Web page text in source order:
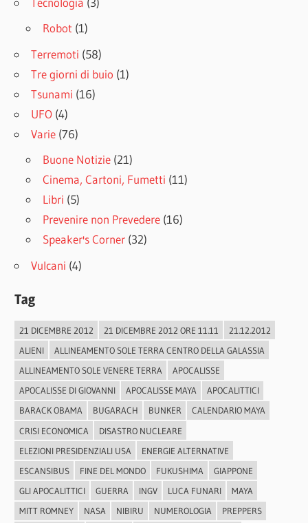
Robot (1)
Terremoti (58)
Tre giorni di buio (1)
Tsunami (16)
UFO (4)
Varie (76)
Buone Notizie (21)
Cinema, Cartoni, Fumetti (11)
Libri (5)
Prevenire non Prevedere (16)
Speaker's Corner (32)
Vulcani (4)
Tag
21 DICEMBRE 2012 21 DICEMBRE 2012 ORE 11.11
21.12.2012
ALIENI
ALLINEAMENTO SOLE TERRA CENTRO DELLA GALASSIA
ALLINEAMENTO SOLE VENERE TERRA
APOCALISSE
APOCALISSE DI GIOVANNI
APOCALISSE MAYA
APOCALITTICI
BARACK OBAMA
BUGARACH BUNKER
CALENDARIO MAYA
CRISI ECONOMICA
DISASTRO NUCLEARE
ELEZIONI PRESIDENZIALI USA
ENERGIE ALTERNATIVE
ESCANSIBUS
FINE DEL MONDO FUKUSHIMA
GIAPPONE
GLI APOCALITTICI
GUERRA INGV LUCA FUNARI
MAYA
MITT ROMNEY
NASA NIBIRU NUMEROLOGIA PREPPERS